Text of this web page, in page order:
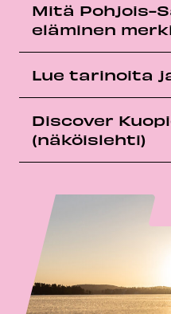
Mitä Pohjois-
eläminen
Lue tarinoita
Discover
(näköislehti)